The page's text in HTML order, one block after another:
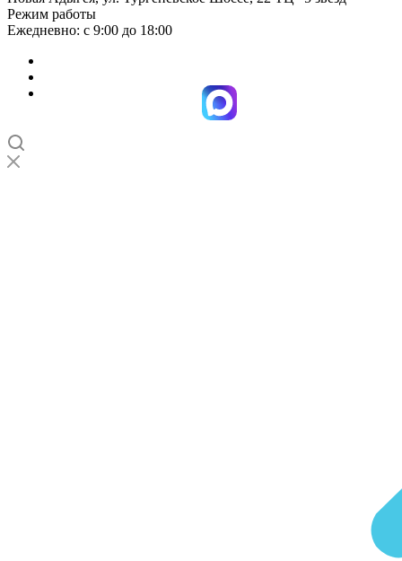
Режим работы
Ежедневно: с 9:00 до 18:00